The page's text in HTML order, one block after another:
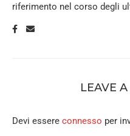
riferimento nel corso degli
LEAVE
Devi essere connesso per